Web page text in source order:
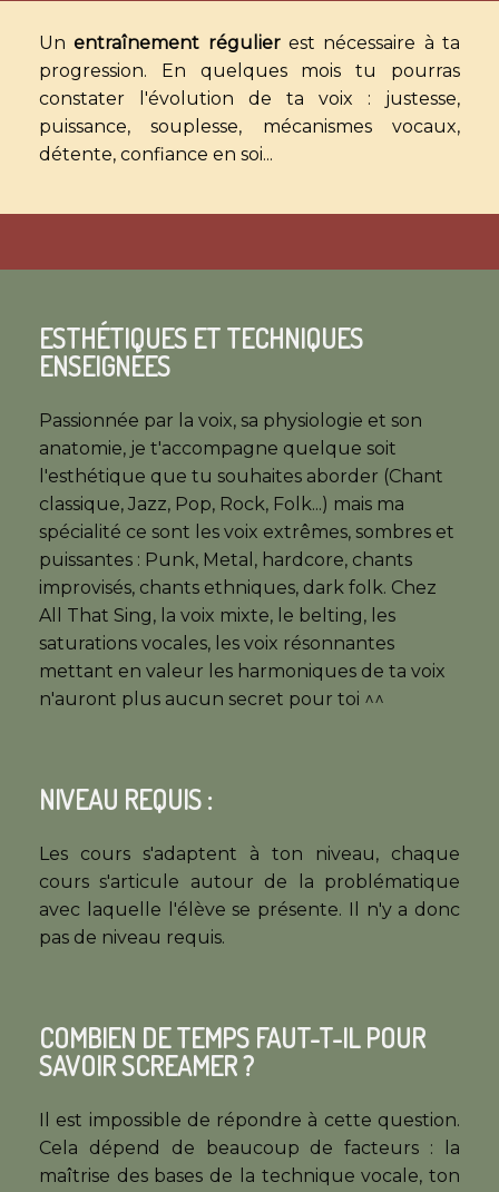
Unentraînement régulierest nécessaire à ta
progression. En quelques mois tu pourras
constater l'évolution de ta voix : justesse,
puissance, souplesse, mécanismes vocaux,
détente, confiance en soi...
ESTHÉTIQUES ET TECHNIQUES
ENSEIGNÉES
Passionnée par la voix, sa physiologie et son
anatomie, je t'accompagne quelque soit
l'esthétique que tu souhaites aborder (Chant
classique, Jazz, Pop, Rock, Folk...) mais ma
spécialité ce sont les voix extrêmes, sombres et
puissantes : Punk, Metal, hardcore, chants
improvisés, chants ethniques, dark folk. Chez
All That Sing, la voix mixte, le belting, les
saturations vocales, les voix résonnantes
mettant en valeur les harmoniques de ta voix
n'auront plus aucun secret pour toi ^^
NIVEAU REQUIS :
Les cours s'adaptent à ton niveau, chaque
cours s'articule autour de la problématique
avec laquelle l'élève se présente. Il n'y a donc
pas de niveau requis.
COMBIEN DE TEMPS FAUT-T-IL POUR
SAVOIR SCREAMER ?
Il est impossible de répondre à cette question.
Cela dépend de beaucoup de facteurs : la
maîtrise des bases de la technique vocale, ton